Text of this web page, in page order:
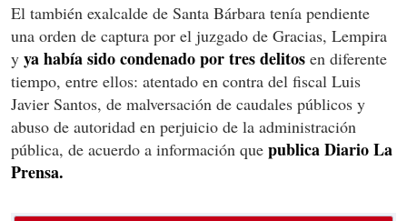
El también exalcalde de Santa Bárbara tenía pendiente
una orden de captura por el juzgado de Gracias, Lempira
y ya había sido condenado por tres delitos en diferente
tiempo, entre ellos: atentado en contra del fiscal Luis
Javier Santos, de malversación de caudales públicos y
abuso de autoridad en perjuicio de la administración
pública, de acuerdo a información que publica Diario La
Prensa.